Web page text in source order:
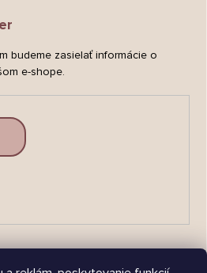
budeme zasielať informácie o
e-shope.